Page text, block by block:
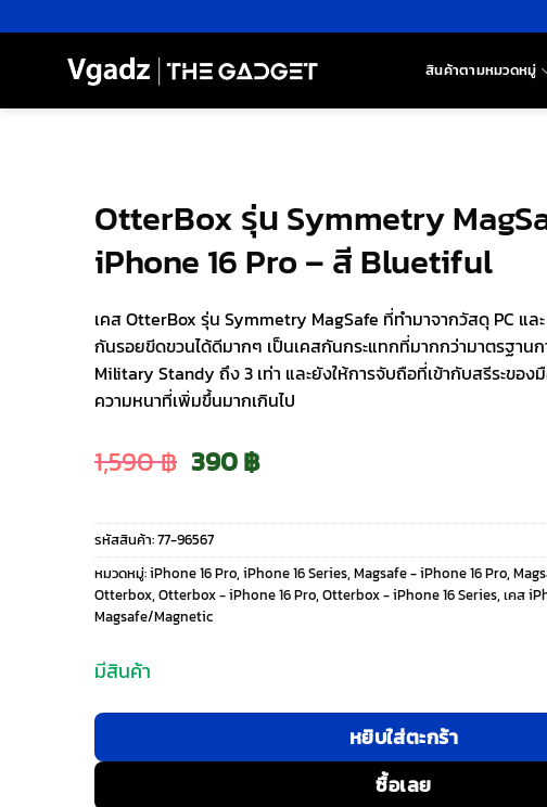
ไป
สินค้าตามหมวดหมู่
OtterBox รุ่น Symmetry
iPhone 16 Pro – สี Bluetiful
เคส OtterBox รุ่น Symmetry MagSafe ที่ทำมาจากวัสดุ PC แล
กันรอยขีดขวนได้ดีมากๆ เป็นเคสกันกระแทกที่มากกว่ามาตรฐาน
Military Standy ถึง 3 เท่า และยังให้การจับถือที่เข้ากับสรีระของ
ความหนาที่เพิ่มขึ้นมากเกินไป
1,590฿ Original
price
was:
1,590 ฿.
390฿Current
price
is:
รหัสสินค้า:77-96567
หมวดหมู่:iPhone 16 Pro, iPhone 16 Series, Magsafe - iPhone 16 Pro,
Otterbox, Otterbox - iPhone 16 Pro, Otterbox - iPhone 16 Series, เคส
Magsafe/Magnetic
มีสินค้า
หยิบใส่ตะกร้า
ซื้อเลย